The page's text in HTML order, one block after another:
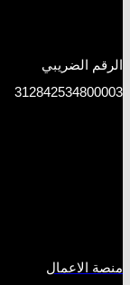
الرقم الضريبي
312842534800003
منصة الاعمال